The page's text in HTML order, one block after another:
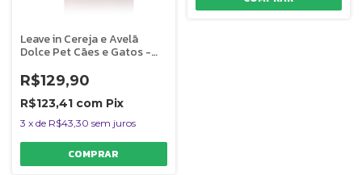
Leave in Cereja e Avelã
Dolce Pet Cães e Gatos -
R$129,90
R$123,41 com Pix
3 x de R$43,30 sem juros